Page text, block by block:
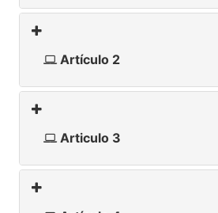
Artículo 2
Articulo 3